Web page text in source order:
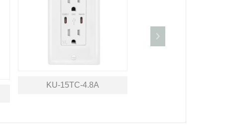
KU-15TC-4.8A